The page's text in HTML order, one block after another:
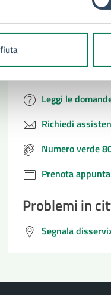
Contatta il
Leggi le
Richiedi
Numero verde
Prenota
Problemi in
Segnala